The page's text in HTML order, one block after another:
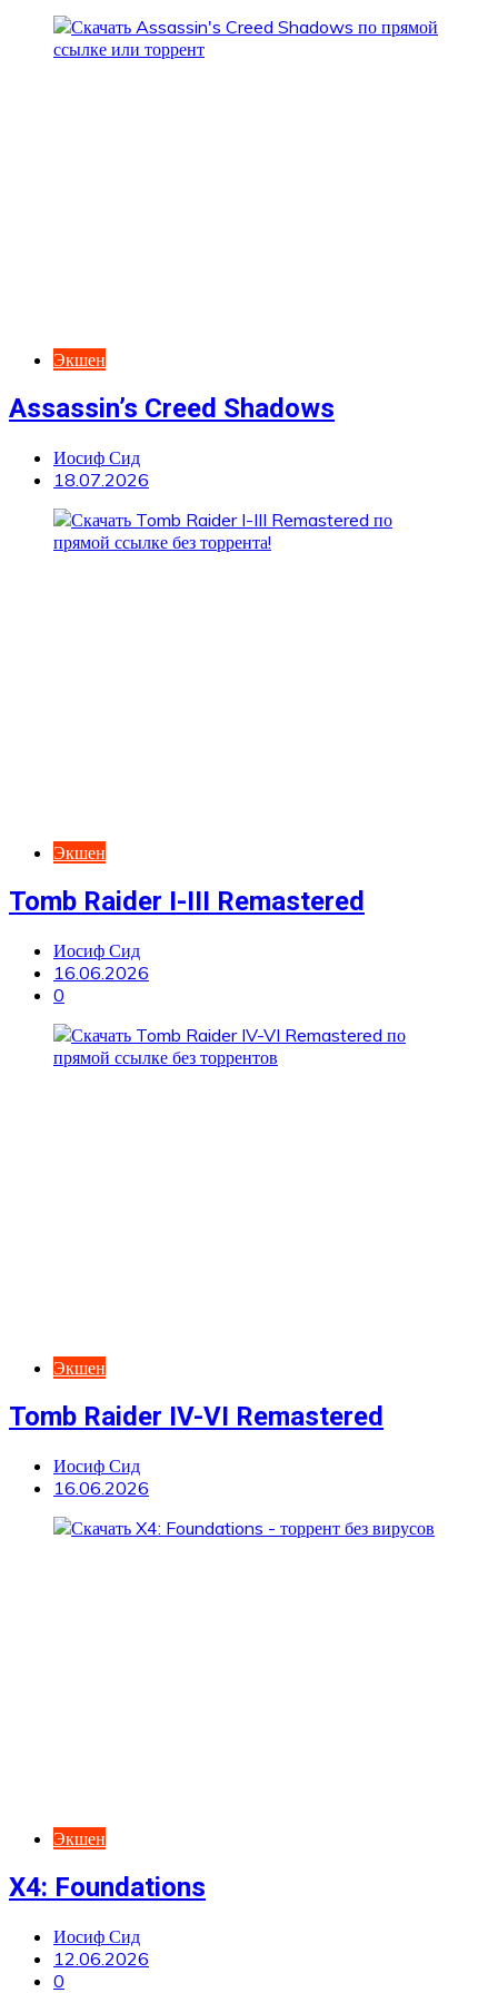
Экшен
Assassin’s Creed Shadows
Иосиф Сид
18.07.2026
Экшен
Tomb Raider I-III Remastered
Иосиф Сид
16.06.2026
0
Экшен
Tomb Raider IV-VI Remastered
Иосиф Сид
16.06.2026
Экшен
X4: Foundations
Иосиф Сид
12.06.2026
0